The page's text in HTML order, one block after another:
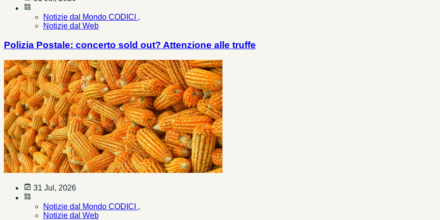
Notizie dal Mondo CODICI ,
Notizie dal Web
Polizia Postale: concerto sold out? Attenzione alle truffe
31 Jul, 2026
Notizie dal Mondo CODICI ,
Notizie dal Web